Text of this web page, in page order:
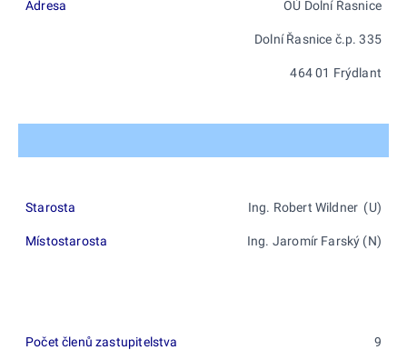
Adresa OÚ Dolní Řasnice
Dolní Řasnice č.p. 335
464 01 Frýdlant
Starosta Ing. Robert Wildner (U)
Místostarosta Ing. Jaromír Farský (N)
Počet členů zastupitelstva 9